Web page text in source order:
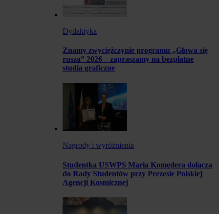
Dydaktyka
Znamy zwyciężczynie programu „Głowa się
rusza” 2026 – zapraszamy na bezpłatne
studia graficzne
Nagrody i wyróżnienia
Studentka USWPS Maria Komędera dołącza
do Rady Studentów przy Prezesie Polskiej
Agencji Kosmicznej